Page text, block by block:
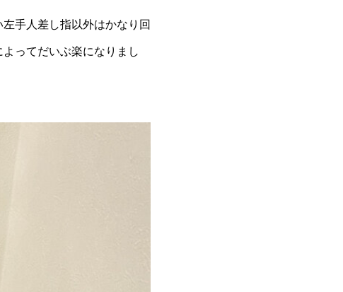
手人差し指以外はかなり回
ってだいぶ楽になりまし